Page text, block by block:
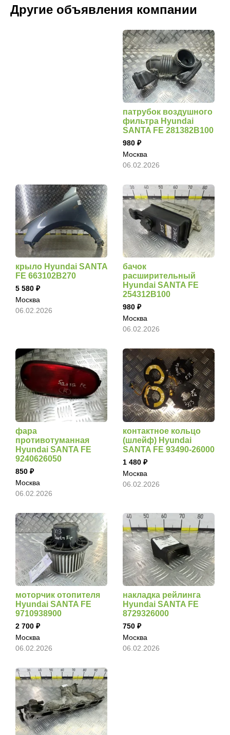
Другие объявления компании
патрубок воздушного
фильтра Hyundai
SANTA FE 281382B100
980
Москва
06.02.2026
крыло Hyundai SANTA
FE 663102B270
5 580
Москва
06.02.2026
бачок
расширительный
Hyundai SANTA FE
254312B100
980
Москва
06.02.2026
фара
противотуманная
Hyundai SANTA FE
9240626050
850
Москва
06.02.2026
контактное кольцо
(шлейф) Hyundai
SANTA FE 93490-26000
1 480
Москва
06.02.2026
моторчик отопителя
Hyundai SANTA FE
9710938900
2 700
Москва
06.02.2026
накладка рейлинга
Hyundai SANTA FE
8729326000
750
Москва
06.02.2026